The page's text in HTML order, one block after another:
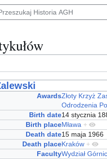
AwardsZłoty Krzyż
Odrodzenia
Birth date14 stycznia
Birth placeMława +
Death date15 maja 1966
Death placeKraków +
FacultyWydział